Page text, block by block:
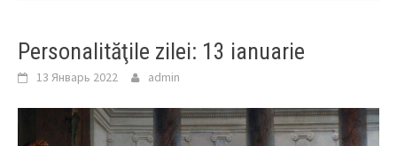
Personalităţile zilei: 13 ianuarie
13 Январь 2022 admin